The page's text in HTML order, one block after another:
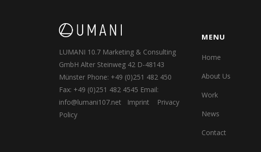
LUMANI 10.7 Marketing & Consulting
GmbH Alter Steinweg 42 D-48143
Münster Phone: +49 (0)251 482 450
Fax: +49 (0)251 482 4545 Email:
info@lumani107.net
Imprint
Privacy
Policy
MENU
Home
About Us
Work
News
Contact